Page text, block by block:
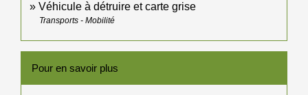
Véhicule à détruire et carte grise
Transports - Mobilité
Pour en savoir plus